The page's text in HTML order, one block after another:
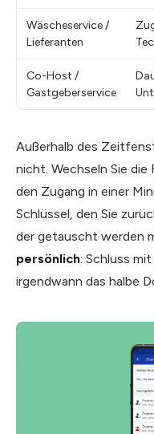
Wäscheservice /
Lieferanten
Co-Host /
Gastgeberservice
Außerhalb des
nicht. Wechseln Sie die
den Zugang in einer
Schlüssel, den Sie
der getauscht werden
persönlich: Schluss
irgendwann das halbe